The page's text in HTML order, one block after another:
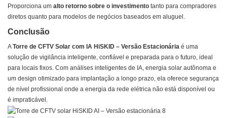
Proporciona um alto retorno sobre o investimento tanto para compradores
diretos quanto para modelos de negócios baseados em aluguel.
Conclusão
ATorre de CFTV Solar com IA HiSKID – Versão Estacionária é uma
solução de vigilância inteligente, confiável e preparada para o futuro, ideal
para locais fixos. Com análises inteligentes de IA, energia solar autônoma e
um design otimizado para implantação a longo prazo, ela oferece segurança
de nível profissional onde a energia da rede elétrica não está disponível ou
é impraticável.